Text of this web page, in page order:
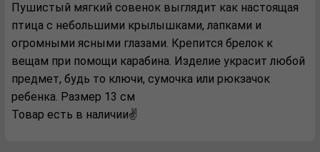
Пушистый мягкий совенок выглядит как настоящая
птица с небольшими крылышками, лапками и
огромными ясными глазами. Крепится брелок к
вещам при помощи карабина. Изделие украсит любой
предмет, будь то ключи, сумочка или рюкзачок
ребенка. Размер 13 см
Товар есть в наличии✌️